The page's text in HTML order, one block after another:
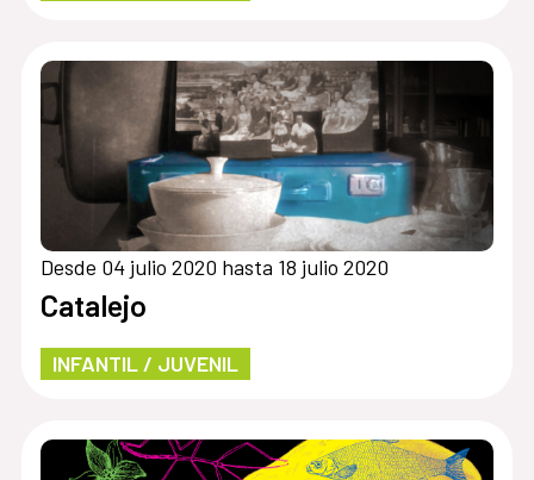
Desde 04 julio 2020 hasta 18 julio 2020
Catalejo
INFANTIL / JUVENIL